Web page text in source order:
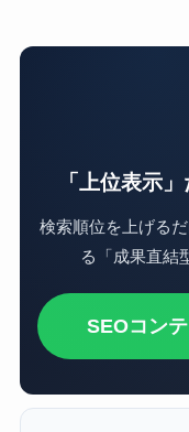
「上位表示
検索順位を上げる
る「成果直結
SEOコン